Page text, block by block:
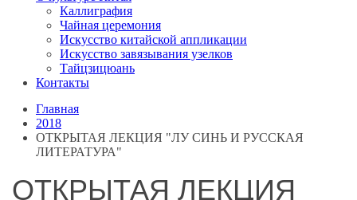
Каллиграфия
Чайная церемония
Искусство китайской аппликации
Искусство завязывания узелков
Тайцзицюань
Контакты
Главная
2018
ОТКРЫТАЯ ЛЕКЦИЯ "ЛУ СИНЬ И РУССКАЯ
ЛИТЕРАТУРА"
ОТКРЫТАЯ ЛЕКЦИЯ